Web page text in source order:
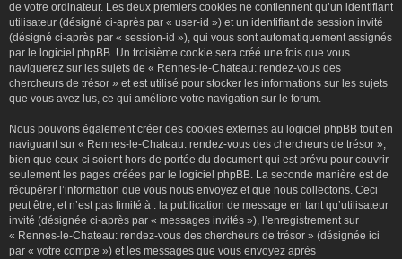
de votre ordinateur. Les deux premiers cookies ne contiennent qu’un identifiant
utilisateur (désigné ci-après par « user-id ») et un identifiant de session invité
(désigné ci-après par « session-id »), qui vous sont automatiquement assignés
par le logiciel phpBB. Un troisième cookie sera créé une fois que vous
naviguerez sur les sujets de « Rennes-le-Chateau: rendez-vous des
chercheurs de trésor » et est utilisé pour stocker les informations sur les sujets
que vous avez lus, ce qui améliore votre navigation sur le forum.
Nous pouvons également créer des cookies externes au logiciel phpBB tout en
naviguant sur « Rennes-le-Chateau: rendez-vous des chercheurs de trésor »,
bien que ceux-ci soient hors de portée du document qui est prévu pour couvrir
seulement les pages créées par le logiciel phpBB. La seconde manière est de
récupérer l’information que vous nous envoyez et que nous collectons. Ceci
peut être, et n’est pas limité à : la publication de message en tant qu’utilisateur
invité (désignée ci-après par « messages invités »), l’enregistrement sur
« Rennes-le-Chateau: rendez-vous des chercheurs de trésor » (désignée ici
par « votre compte ») et les messages que vous envoyez après